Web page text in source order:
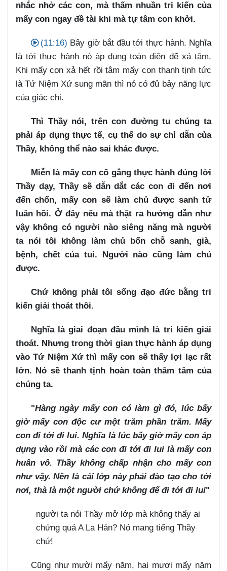
nhắc nhở các con, mà thấm nhuần tri kiến của
mấy con ngay đề tài khi mà tự tâm con khởi.
(11:16) Bây giờ bắt đầu tới thực hành. Nghĩa
là tới thực hành nó áp dụng toàn diện để xả tâm.
Khi mấy con xả hết rồi tâm mấy con thanh tịnh tức
là Tứ Niệm Xứ sung mãn thì nó có đủ bảy năng lực
của giác chi.
Thì Thầy nói, trên con đường tu chúng ta
phải áp dụng thực tế, cụ thể do sự chỉ dẫn của
Thầy, không thể nào sai khác được.
Miễn là mấy con cố gắng thực hành đúng lời
Thầy dạy, Thầy sẽ dẫn dắt các con đi đến nơi
đến chốn, mấy con sẽ làm chủ được sanh tử
luân hồi. Ở đây nếu mà thật ra hướng dẫn như
vậy không có người nào siêng năng mà người
ta nói tôi không làm chủ bốn chỗ sanh, già,
bệnh, chết của tui. Người nào cũng làm chủ
được.
Chứ không phải tôi sống đạo đức bằng tri
kiến giải thoát thôi.
Nghĩa là giai đoạn đầu mình là tri kiến giải
thoát. Nhưng trong thời gian thực hành áp dụng
vào Tứ Niệm Xứ thì mấy con sẽ thấy lợi lạc rất
lớn. Nó sẽ thanh tịnh hoàn toàn thâm tâm của
chúng ta.
"Hàng ngày mấy con có làm gì đó, lúc bấy
giờ mấy con độc cư một trăm phần trăm. Mấy
con đi tới đi lui. Nghĩa là lúc bấy giờ mấy con áp
dụng vào rồi mà các con đi tới đi lui là mấy con
huân vô. Thầy không chấp nhận cho mấy con
như vậy. Nên là cái lớp này phải đào tạo cho tới
nơi, thà là một người chứ không để đi tới đi lui"
người ta nói Thầy mở lớp mà không thấy ai
chứng quả A La Hán? Nó mang tiếng Thầy
chứ!
Cũng như mười mấy năm, hai mươi mấy năm